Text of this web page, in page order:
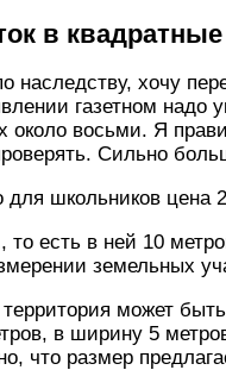
в
наследству, хочу
газетном надо
около восьми. Я
Сильно
школьников цена
то есть в ней 10
земельных
может
в ширину 5
что размер